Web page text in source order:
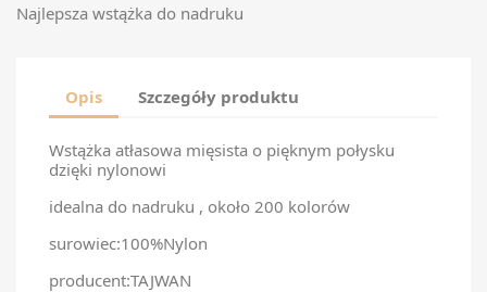
Najlepsza wstążka do nadruku
Opis Szczegóły produktu
Wstążka atłasowa mięsista o pięknym połysku
dzięki nylonowi
idealna do nadruku , około 200 kolorów
surowiec:100%Nylon
producent:TAJWAN